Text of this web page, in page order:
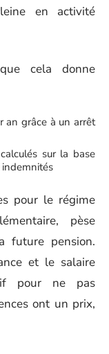
en activité
cela donne
an grâce à un arrêt
sur la base
indemnités
pour le régime
pèse
future pension.
et le salaire
pour ne pas
ont un prix,